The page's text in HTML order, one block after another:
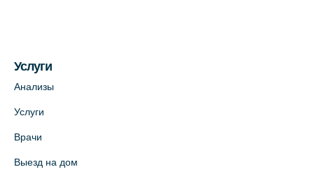
Услуги
Анализы
Услуги
Врачи
Выезд на дом